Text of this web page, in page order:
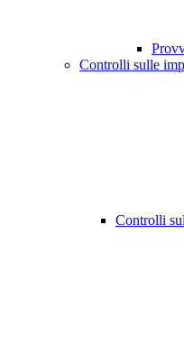
Controlli sulle
Controlli